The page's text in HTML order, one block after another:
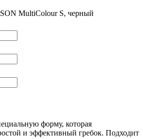
MultiColour S, черный
форму, которая
и эффективный гребок. Подходит